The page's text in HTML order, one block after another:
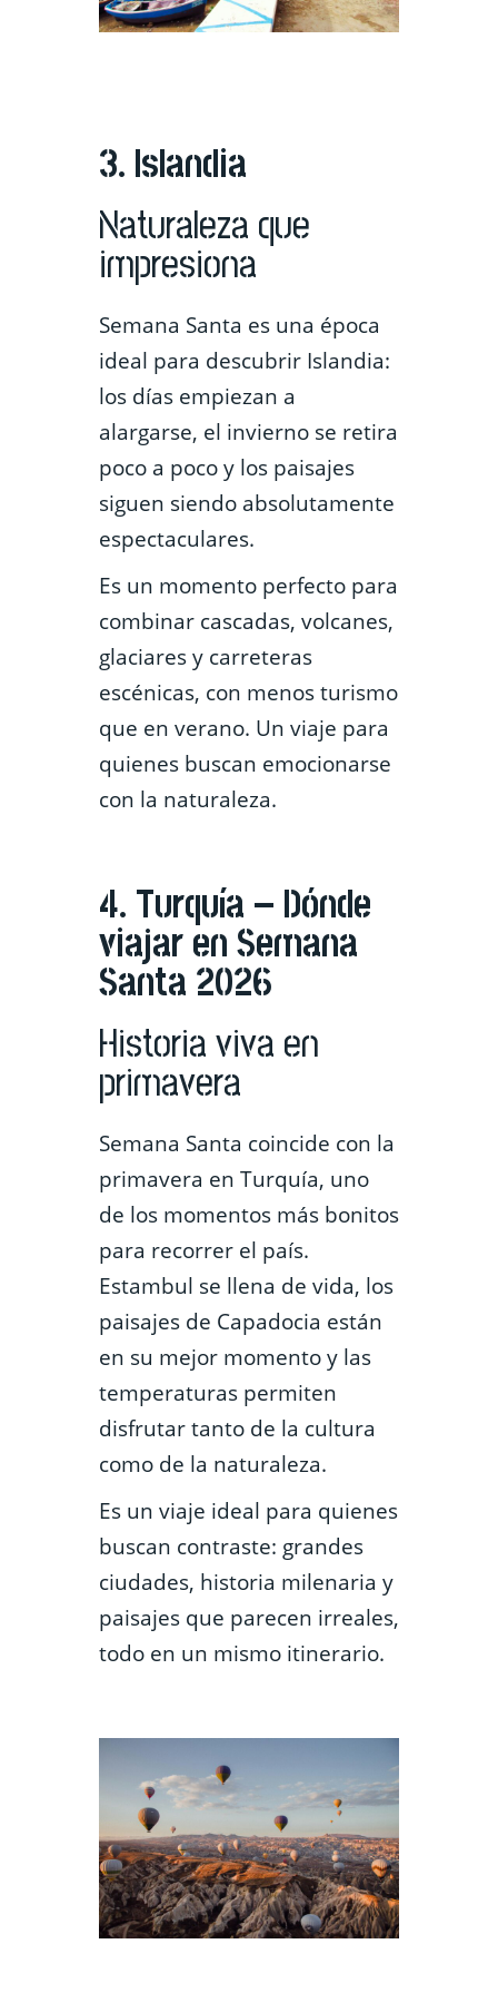
3. Islandia
Naturaleza que
impresiona
Semana Santa es una época
ideal para descubrir Islandia:
los días empiezan a
alargarse, el invierno se retira
poco a poco y los paisajes
siguen siendo absolutamente
espectaculares.
Es un momento perfecto para
combinar cascadas, volcanes,
glaciares y carreteras
escénicas, con menos turismo
que en verano. Un viaje para
quienes buscan emocionarse
con la naturaleza.
4. Turquía – Dónde
viajar en Semana
Santa 2026
Historia viva en
primavera
Semana Santa coincide con la
primavera en Turquía, uno
de los momentos más bonitos
para recorrer el país.
Estambul se llena de vida, los
paisajes de Capadocia están
en su mejor momento y las
temperaturas permiten
disfrutar tanto de la cultura
como de la naturaleza.
Es un viaje ideal para quienes
buscan contraste: grandes
ciudades, historia milenaria y
paisajes que parecen irreales,
todo en un mismo itinerario.